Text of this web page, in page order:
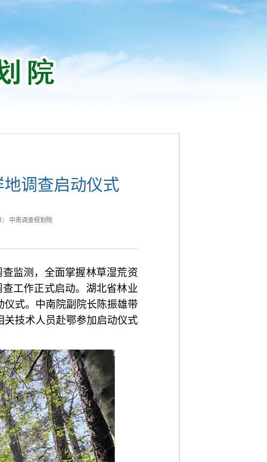
调查启动仪式
中南调查规划院
监测 ， 全面掌握林草湿荒资
工作正式启动。湖北省林业
仪式。中南院副院长陈振雄带
关技术人员赴鄂参加启动仪式